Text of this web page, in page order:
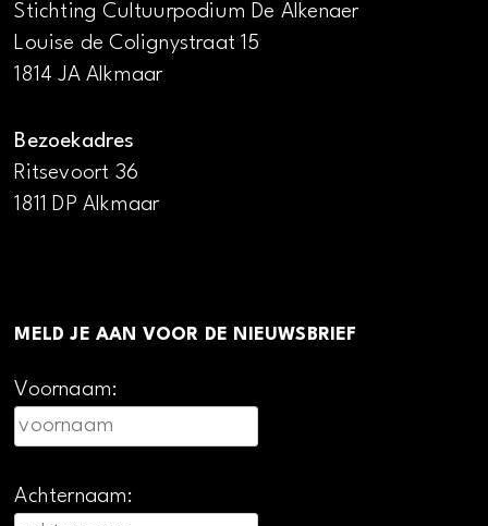
Stichting Cultuurpodium De Alkenaer
Louise de Colignystraat 15
1814 JA Alkmaar
Bezoekadres
Ritsevoort 36
1811 DP Alkmaar
MELD JE AAN VOOR DE NIEUWSBRIEF
Voornaam:
Achternaam: